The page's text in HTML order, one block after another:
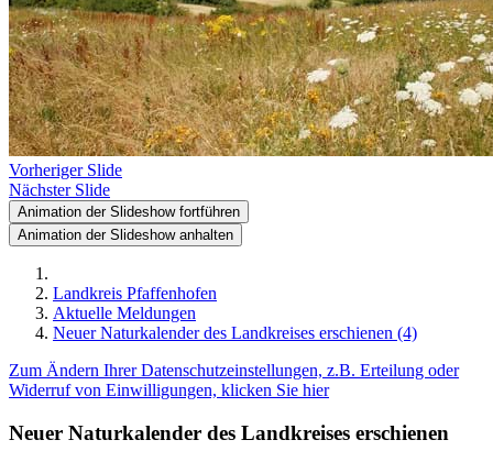
Vorheriger Slide
Nächster Slide
Animation der Slideshow fortführen
Animation der Slideshow anhalten
Landkreis Pfaffenhofen
Aktuelle Meldungen
Neuer Naturkalender des Landkreises erschienen (4)
Zum Ändern Ihrer Datenschutzeinstellungen, z.B. Erteilung oder
Widerruf von Einwilligungen, klicken Sie hier
Neuer Naturkalender des Landkreises erschienen